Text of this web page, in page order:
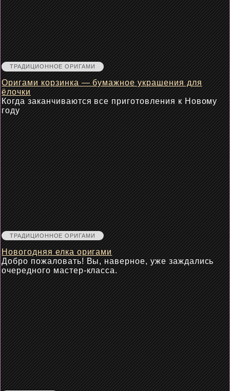
ТРАДИЦИОННОЕ ОРИГАМИ
Оригами корзинка — бумажное украшения для
ёлочки
Когда заканчиваются все приготовления к Новому
году
ТРАДИЦИОННОЕ ОРИГАМИ
Новогодняя елка оригами
Добро пожаловать! Вы, наверное, уже заждались
очередного мастер-класса.